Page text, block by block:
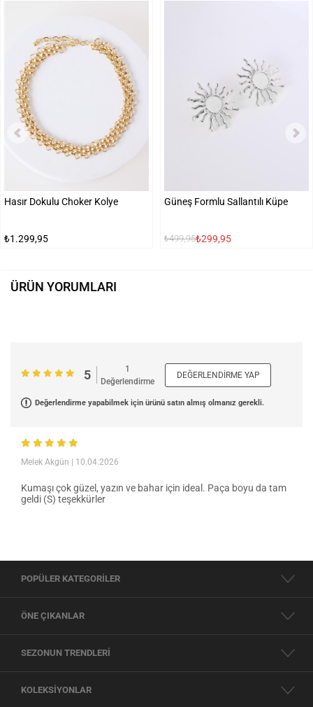
Hasır Dokulu Choker Kolye
₺1.299,95
Güneş Formlu Sallantılı Küpe
₺499,95₺299,95
ÜRÜN YORUMLARI
5
1
Değerlendirme
DEĞERLENDIRME YAP
Değerlendirme yapabilmek için ürünü satın almış olmanız gerekli.
Melek Akgün | 10.04.2026
Kumaşı çok güzel, yazın ve bahar için ideal. Paça boyu da tam
geldi (S) teşekkürler
POPÜLER KATEGORİLER
ÖNE ÇIKANLAR
SEZONUN TRENDLERİ
KOLEKSİYONLAR